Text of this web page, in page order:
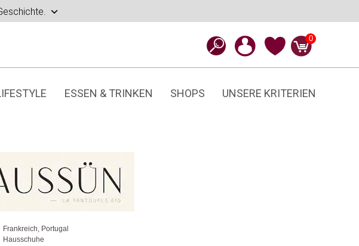
0
ESSEN & TRINKEN SHOPS UNSERE KRITERIEN
Frankreich, Portugal
Hausschuhe